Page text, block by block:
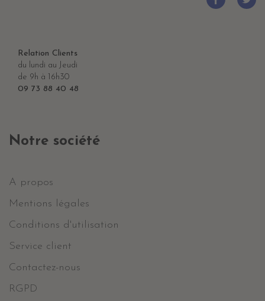
Relation Clients
du lundi au Jeudi
de 9h à 16h30
09 73 88 40 48
Notre société
A propos
Mentions légales
Conditions d'utilisation
Service client
Contactez-nous
RGPD